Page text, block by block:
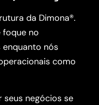
da Dimona®.
foque no
nós
como
seus negócios se